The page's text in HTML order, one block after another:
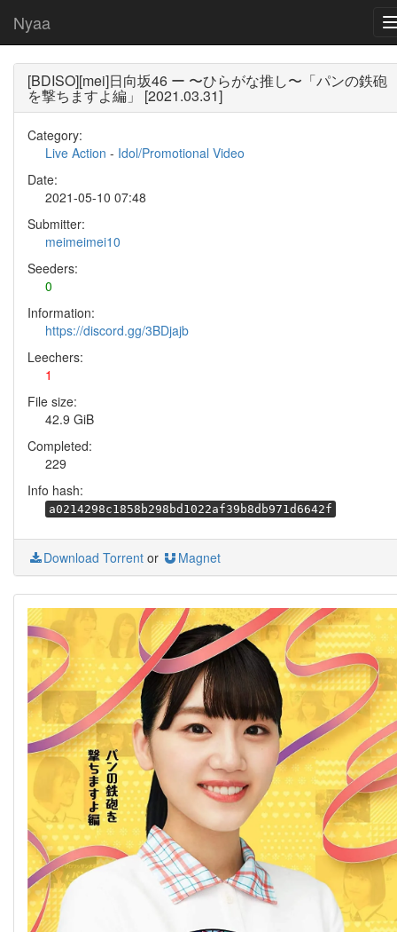
Nyaa
[BDISO][mei]日向坂46 ー 〜ひらがな推し〜「パンの鉄砲
を撃ちますよ編」 [2021.03.31]
Category:
Live Action - Idol/Promotional Video
Date:
2021-05-10 07:48
Submitter:
meimeimei10
Seeders:
0
Information:
https://discord.gg/3BDjajb
Leechers:
1
File size:
42.9 GiB
Completed:
229
Info hash:
a0214298c1858b298bd1022af39b8db971d6642f
Download Torrent or Magnet